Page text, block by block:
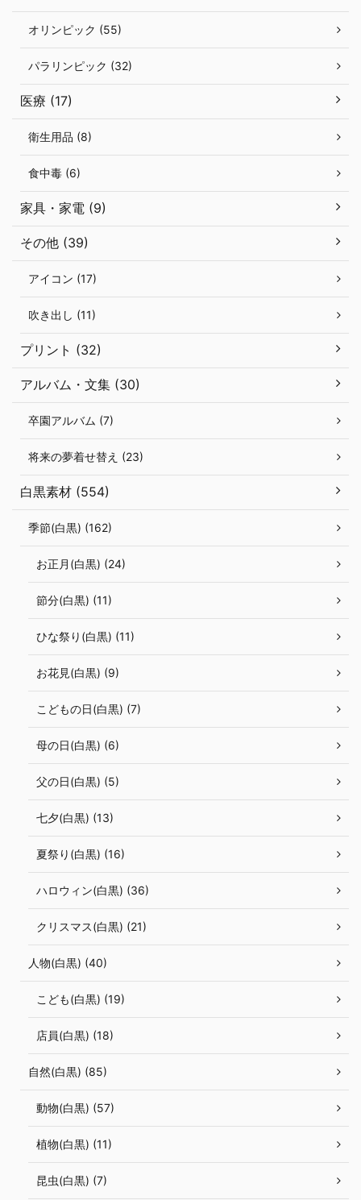
オリンピック (55)
パラリンピック (32)
医療 (17)
衛生用品 (8)
食中毒 (6)
家具・家電 (9)
その他 (39)
アイコン (17)
吹き出し (11)
プリント (32)
アルバム・文集 (30)
卒園アルバム (7)
将来の夢着せ替え (23)
白黒素材 (554)
季節(白黒) (162)
お正月(白黒) (24)
節分(白黒) (11)
ひな祭り(白黒) (11)
お花見(白黒) (9)
こどもの日(白黒) (7)
母の日(白黒) (6)
父の日(白黒) (5)
七夕(白黒) (13)
夏祭り(白黒) (16)
ハロウィン(白黒) (36)
クリスマス(白黒) (21)
人物(白黒) (40)
こども(白黒) (19)
店員(白黒) (18)
自然(白黒) (85)
動物(白黒) (57)
植物(白黒) (11)
昆虫(白黒) (7)